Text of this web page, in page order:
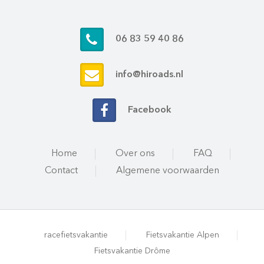
06 83 59 40 86
info@hiroads.nl
Facebook
Home Over ons
FAQ
Contact
Algemene voorwaarden
racefietsvakantie
Fietsvakantie Alpen
Fietsvakantie Drôme